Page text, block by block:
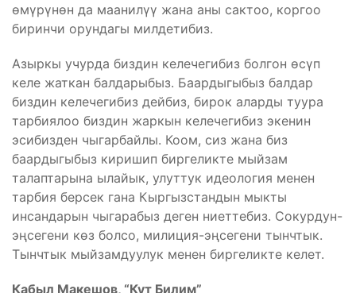
өмүрүнөн да маанилүү жана аны сактоо, коргоо
биринчи орундагы милдетибиз.
Азыркы учурда биздин келечегибиз болгон өсүп
келе жаткан балдарыбыз. Баардыгыбыз балдар
биздин келечегибиз дейбиз, бирок аларды туура
тарбиялоо биздин жаркын келечегибиз экенин
эсибизден чыгарбайлы. Коом, сиз жана биз
баардыгыбыз киришип биргеликте мыйзам
талаптарына ылайык, улуттук идеология менен
тарбия берсек гана Кыргызстандын мыкты
инсандарын чыгарабыз деген ниеттебиз. Сокурдун-
эңсегени көз болсо, милиция-эңсегени тынчтык.
Тынчтык мыйзамдуулук менен биргеликте келет.
Кабыл Макешов, “Кут Билим”